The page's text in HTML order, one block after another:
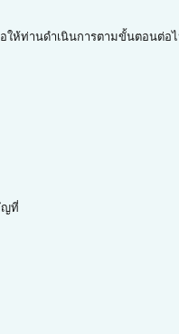
ให้ท่านดำเนินการตามขั้นตอนต่อ
ญที่